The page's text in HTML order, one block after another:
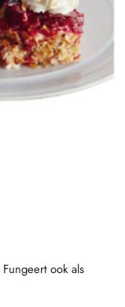
Fungeert ook als